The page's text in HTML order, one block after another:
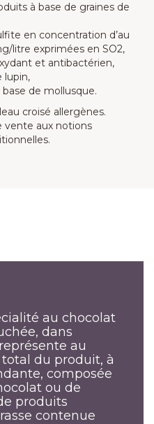
à base de graines de
en concentration d’au
litre exprimées en SO2,
et antibactérien,
lupin,
de mollusque.
croisé allergènes.
vente aux notions
au chocolat
dans
au
du produit, à
composée
ou de
produits
contenue